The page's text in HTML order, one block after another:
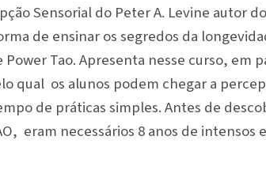
Sensorial do Peter A. Levine autor
de ensinar os segredos da
Tao. Apresenta nesse curso, em
qual os alunos podem chegar a
de práticas simples. Antes de
eram necessários 8 anos de intensos